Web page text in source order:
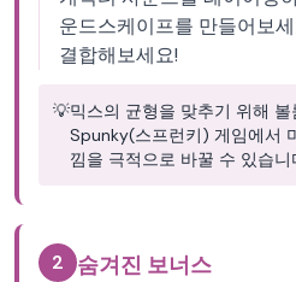
운드스케이프를 만들어보
결합해보세요!
💡믹스의 균형을 맞추기 위해
Spunky(스프런키) 게임에서
낌을 극적으로 바꿀 수 있습니
2 숨겨진 보너스